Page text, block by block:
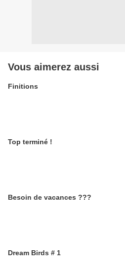
Vous aimerez aussi
Finitions
Top terminé !
Besoin de vacances ???
Dream Birds # 1